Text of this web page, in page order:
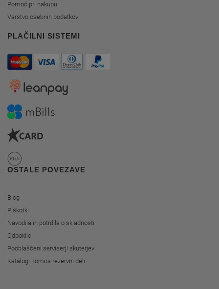
Pomoč pri nakupu
Varstvo osebnih podatkov
PLAČILNI SISTEMI
OSTALE POVEZAVE
Blog
Piškotki
Navodila in potrdila o skladnosti
Odpoklici
Pooblaščeni serviserji skuterjev
Katalogi Tomos rezervni deli